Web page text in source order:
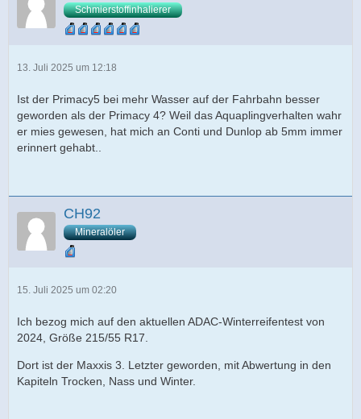
Schmierstoffinhalierer
13. Juli 2025 um 12:18
Ist der Primacy5 bei mehr Wasser auf der Fahrbahn besser
geworden als der Primacy 4? Weil das Aquaplingverhalten wahr
er mies gewesen, hat mich an Conti und Dunlop ab 5mm immer
erinnert gehabt..
CH92
Mineralöler
15. Juli 2025 um 02:20
Ich bezog mich auf den aktuellen ADAC-Winterreifentest von
2024, Größe 215/55 R17.
Dort ist der Maxxis 3. Letzter geworden, mit Abwertung in den
Kapiteln Trocken, Nass und Winter.